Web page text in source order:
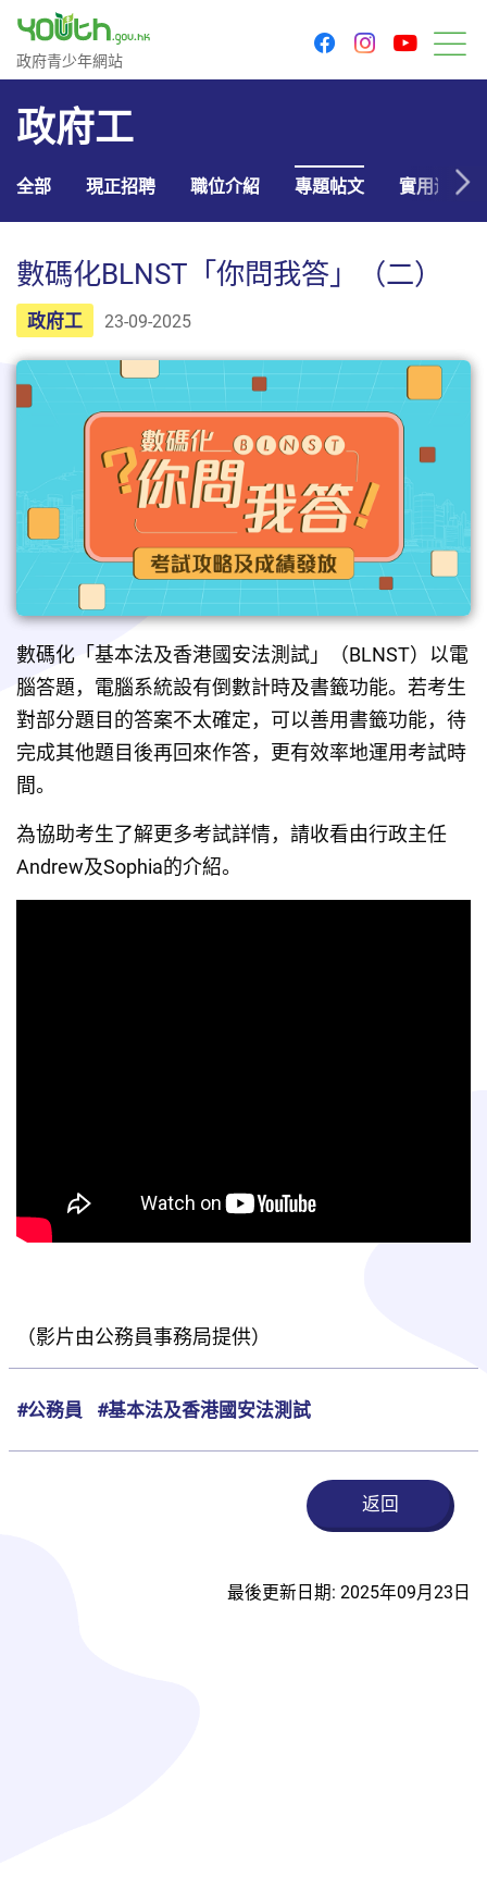
政府青少年網站
政府青少年網站
facebookinstagram
政府工
全部 現正招聘 職位介紹 專題帖文 實用連結
數碼化BLNST「你問我答」（二）
政府工 23-09-2025
數碼化「基本法及香港國安法測試」（BLNST）以電
腦答題，電腦系統設有倒數計時及書籤功能。若考生
對部分題目的答案不太確定，可以善用書籤功能，待
完成其他題目後再回來作答，更有效率地運用考試時
間。
為協助考生了解更多考試詳情，請收看由行政主任
Andrew及Sophia的介紹。
（影片由公務員事務局提供）
#公務員 #基本法及香港國安法測試
返回
最後更新日期: 2025年09月23日